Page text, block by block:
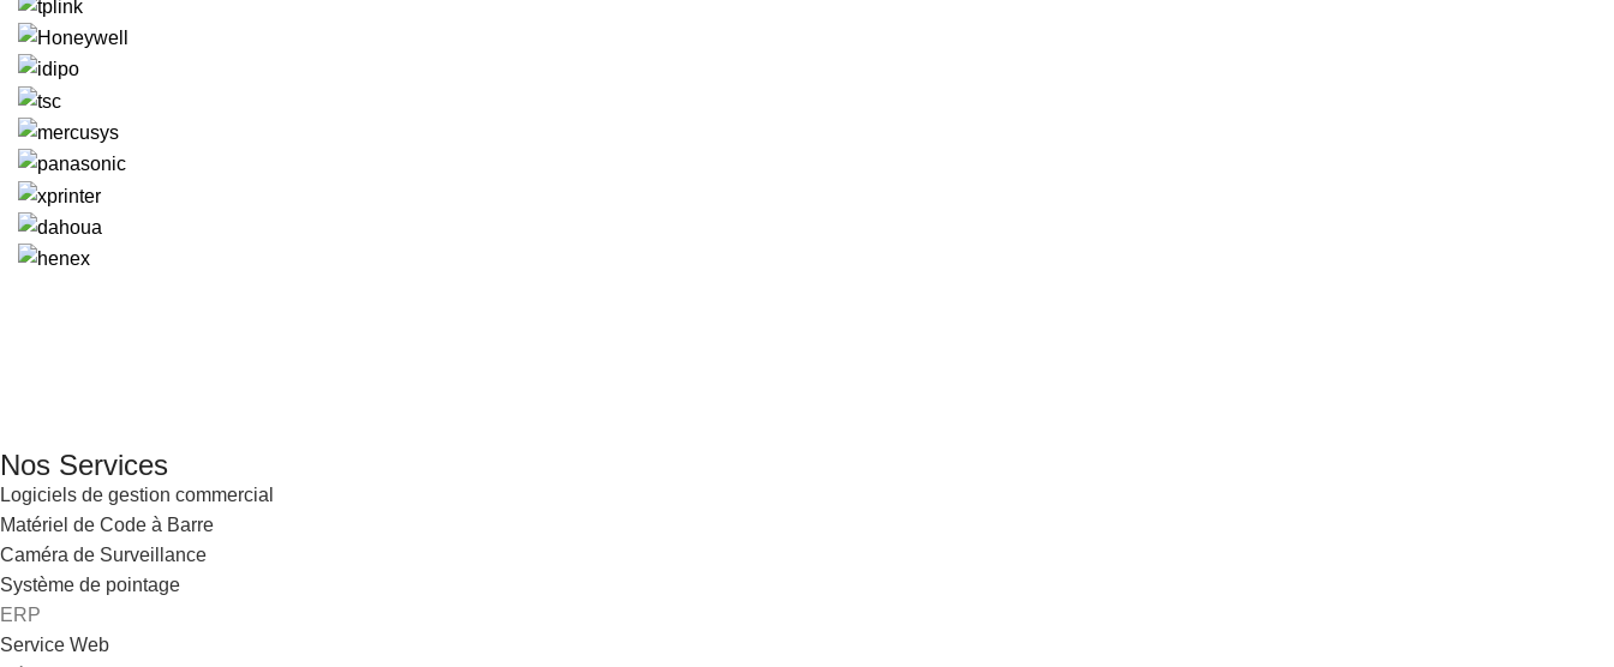
Nos Services
Logiciels de gestion commercial
Matériel de Code à Barre
Caméra de Surveillance
Système de pointage
ERP
Service Web